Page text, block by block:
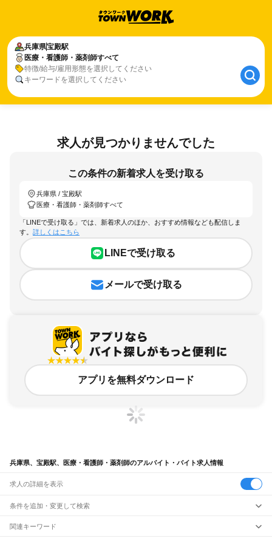
兵庫県宝殿駅
医療・看護師・薬剤師すべて
特徴/給与/雇用形態を選択してください
キーワードを選択してください
求人が見つかりませんでした
この条件の新着求人を受け取る
兵庫県 / 宝殿駅
医療・看護師・薬剤師すべて
「LINEで受け取る」では、新着求人のほか、おすすめ情報なども配信しま
す。 詳しくはこちら
LINEで受け取る
メールで受け取る
アプリを無料ダウンロード
兵庫県、宝殿駅、医療・看護師・薬剤師のアルバイト・バイト求人情報
求人の詳細を表示
条件を追加・変更して検索
市区町村を追加・変更
関連キーワード